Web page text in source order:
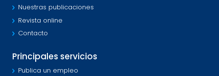
Nuestras publicaciones
Revista online
Contacto
Principales servicios
Publica un empleo